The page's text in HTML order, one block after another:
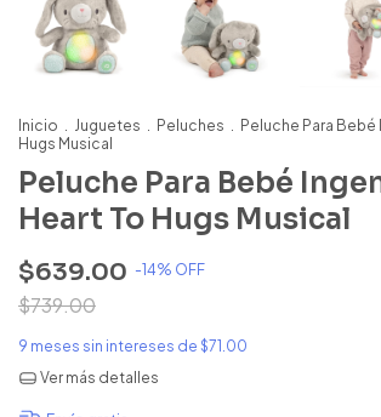
Inicio . Juguetes . Peluches . Peluche Para Bebé
Hugs Musical
Peluche Para Bebé
Heart To Hugs Musical
$639.00 -14% OFF
$739.00
9 meses sin intereses de $71.00
Ver más detalles